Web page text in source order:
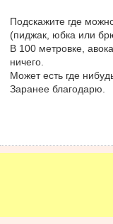
Подскажите где
(пиджак, юбка или
В 100 метровке,
ничего.
Может есть где
Заранее благодарю.